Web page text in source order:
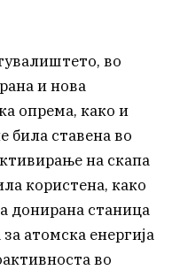
во
и нова
опрема, како и
била ставена во
на скапа
користена, како
донирана станица
атомска енергија
во